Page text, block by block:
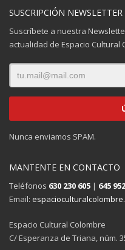
SUSCRIPCIÓN NEWSLETTER
Suscríbete a nuestra
actualidad de Espacio Cultural
Nunca enviamos SPAM.
MANTENTE EN CONTACTO
Teléfonos 630 230 605 | 645
Email:
Espacio Cultural Colombre
C/ Esperanza de Triana, núm.